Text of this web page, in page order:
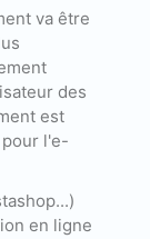
va être
des
est
l'e-
en ligne